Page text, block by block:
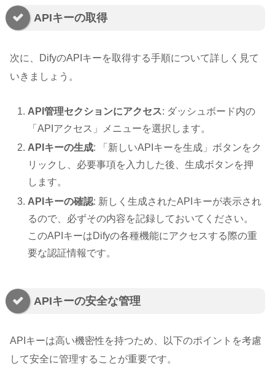
APIキーの取得
次に、DifyのAPIキーを取得する手順について詳しく見て
いきましょう。
API管理セクションにアクセス: ダッシュボード内の
「APIアクセス」メニューを選択します。
APIキーの生成: 「新しいAPIキーを生成」ボタンをク
リックし、必要事項を入力した後、生成ボタンを押
します。
APIキーの確認: 新しく生成されたAPIキーが表示され
るので、必ずその内容を記録しておいてください。
このAPIキーはDifyの各種機能にアクセスする際の重
要な認証情報です。
APIキーの安全な管理
APIキーは高い機密性を持つため、以下のポイントを考慮
して安全に管理することが重要です。